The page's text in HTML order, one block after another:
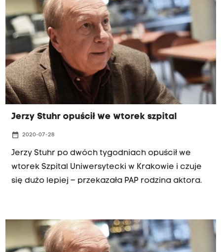
Jerzy Stuhr opuścił we wtorek szpital
date_range 2020-07-28
Jerzy Stuhr po dwóch tygodniach opuścił we
wtorek Szpital Uniwersytecki w Krakowie i czuje
się dużo lepiej – przekazała PAP rodzina aktora.